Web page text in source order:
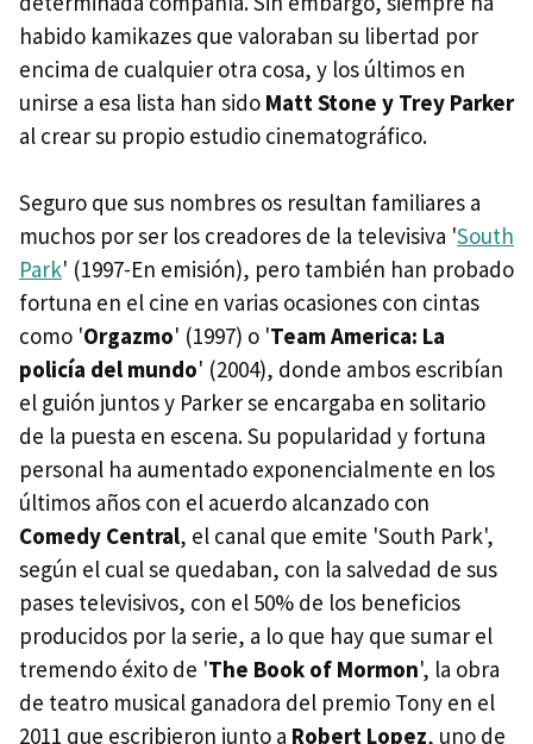
habido kamikazes que valoraban su libertad por
encima de cualquier otra cosa, y los últimos en
unirse a esa lista han sido Matt Stone y Trey Parker
al crear su propio estudio cinematográfico.
Seguro que sus nombres os resultan familiares a
muchos por ser los creadores de la televisiva 'South
Park' (1997-En emisión), pero también han probado
fortuna en el cine en varias ocasiones con cintas
como 'Orgazmo' (1997) o 'Team America: La
policía del mundo' (2004), donde ambos escribían
el guión juntos y Parker se encargaba en solitario
de la puesta en escena. Su popularidad y fortuna
personal ha aumentado exponencialmente en los
últimos años con el acuerdo alcanzado con
Comedy Central, el canal que emite 'South Park',
según el cual se quedaban, con la salvedad de sus
pases televisivos, con el 50% de los beneficios
producidos por la serie, a lo que hay que sumar el
tremendo éxito de 'The Book of Mormon', la obra
de teatro musical ganadora del premio Tony en el
2011 que escribieron junto a Robert Lopez, uno de